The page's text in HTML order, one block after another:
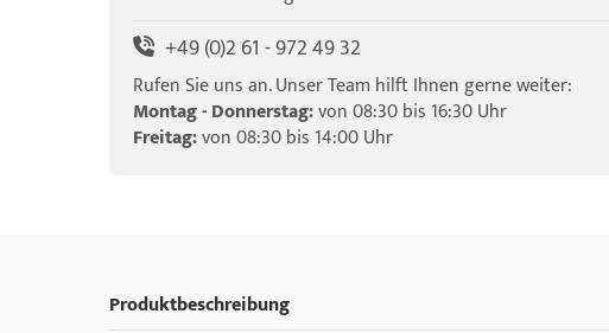
+49 (0)2 61 - 972 49 32
Rufen Sie uns an. Unser Team hilft Ihnen gerne weiter:
Montag - Donnerstag:von 08:30 bis 16:30 Uhr
Freitag:von 08:30 bis 14:00 Uhr
Produktbeschreibung